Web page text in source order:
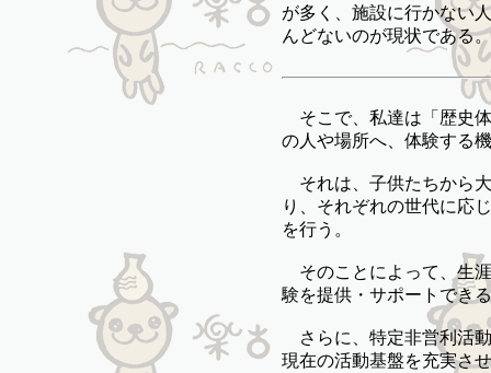
が多く、施設に行かない
んどないのが現状である。
そこで、私達は「歴史
の人や場所へ、体験する
それは、子供たちから
り、それぞれの世代に応
を行う。
そのことによって、生
験を提供・サポートでき
さらに、特定非営利活
現在の活動基盤を充実さ